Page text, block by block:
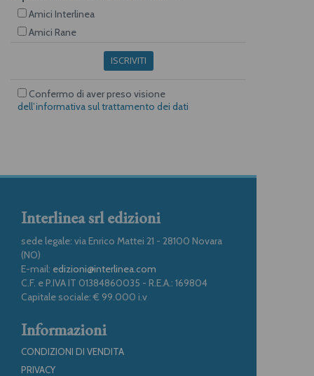
Amici Interlinea
Amici Rane
ISCRIVITI
Confermo di aver preso visione
dell’informativa sul trattamento dei dati
Interlinea srl edizioni
sede legale: via Enrico Mattei 21 - 28100 Novara
(NO)
E-mail: edizioni@interlinea.com
C.F. e P.IVA IT 01384860035 - R.E.A.: 169804
Capitale sociale: € 99.000 i.v
Informazioni
CONDIZIONI DI VENDITA
PRIVACY